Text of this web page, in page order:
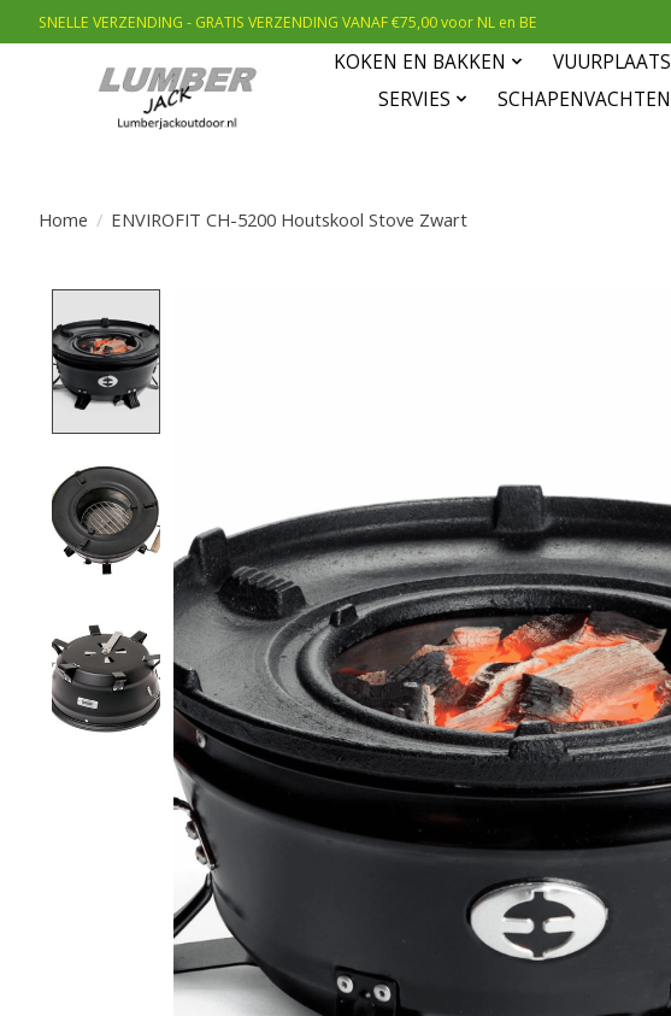
SNELLE VERZENDING - GRATIS VERZENDING VANAF €75,00 voor NL en BE
KOKEN EN BAKKEN VUURPLAATS
SERVIES
SCHAPENVACHTEN
Home / ENVIROFIT CH-5200 Houtskool Stove Zwart